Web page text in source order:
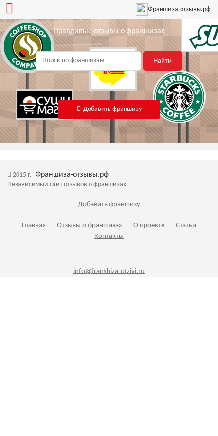
Франшиза-отзывы.рф
Правдивые отзывы о франшизах
Найти
Добавить франшизу
2015 г. Франшиза-отзывы.рф
Независимый сайт отзывов о франшизах
Добавить франшизу
Главная Отзывы о франшизах О проекте
Статьи
Контакты
info@franshiza-otzivi.ru